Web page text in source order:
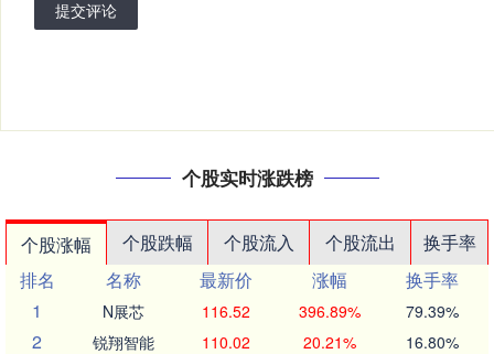
提交评论
个股实时涨跌榜
个股涨幅 个股跌幅 个股流入 个股流出
换手率
排名
名称 最新价 涨幅
换手率
1
N展芯 116.52 396.89% 79.39%
2 锐翔智能 110.02 20.21% 16.80%